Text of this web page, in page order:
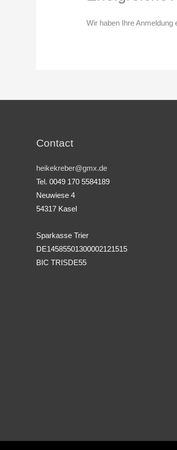
Wir haben Ihre
Contact
heikekreber@gmx.de
Tel. 0049 170 5584189
Neuwiese 4
54317 Kasel
Sparkasse Trier
DE14585501300002121515
BIC TRISDE55